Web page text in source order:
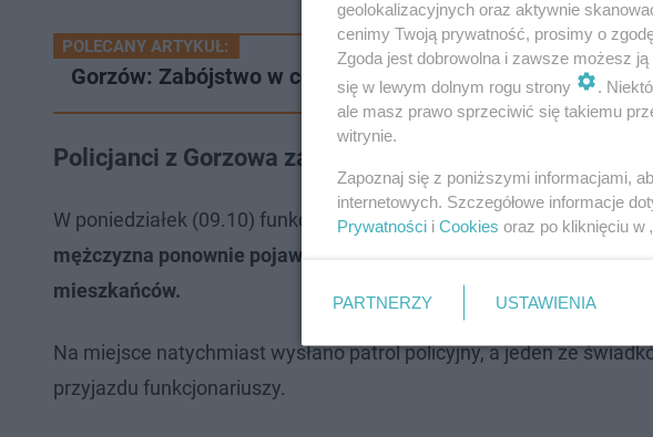
POLECANY ARTYKUŁ:
Gorzów: Zabójstwo w centrum miasta. Są zarzuty i
Policjanci z Gorzowa zatrzymali ekshibicjonistę.
W poniedziałek (09.10) funkcjonariusze zostali zawiadomieni o
mężczyzna ponownie pojawił się w rejonie pętli tramwajowej na
mieszkańców.
Na miejsce natychmiast wysłano patrol policyjny, a jeden ze
przyjazdu funkcjonariuszy.
geolokalizacyjnych oraz aktywnie
cenimy Twoją prywatność, prosimy o
Zgoda jest dobrowolna i zawsze możesz
się w lewym dolnym rogu strony
.
ale masz prawo sprzeciwić się takiemu
witrynie.
Zapoznaj się z poniższymi informacjami,
internetowych. Szczegółowe informacje
Prywatności i Cookies oraz po kliknięciu w
PARTNERZY USTAWIENIA